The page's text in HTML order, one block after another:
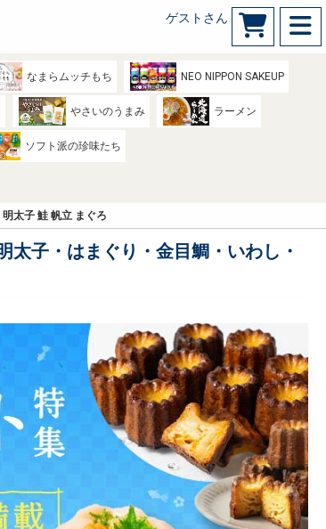
ゲストさん
なまらムッチもち NEO NIPPON SAKEUP
やさいのうまみ ラーメン
ソフト派の珍味たち
太子 鮭 帆立 まぐろ
子・はまぐり・金目鯛・いわし・